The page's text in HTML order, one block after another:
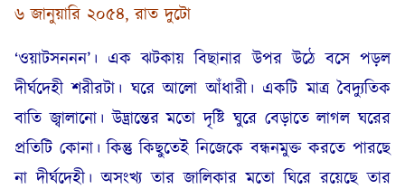
৬ জানুয়ারি ২০৫৪, রাত দুটো
‘ওয়াটসননন’। এক ঝটকায় বিছানার উপর উঠে বসে পড়ল
দীর্ঘদেহী শরীরটা। ঘরে আলো আঁধারী। একটি মাত্র বৈদ্যুতিক
বাতি জ্বালানো। উদ্ভ্রান্তের মতো দৃষ্টি ঘুরে বেড়াতে লাগল ঘরের
প্রতিটি কোনা। কিন্তু কিছুতেই নিজেকে বন্ধনমুক্ত করতে পারছে
না দীর্ঘদেহী। অসংখ্য তার জালিকার মতো ঘিরে রয়েছে তার